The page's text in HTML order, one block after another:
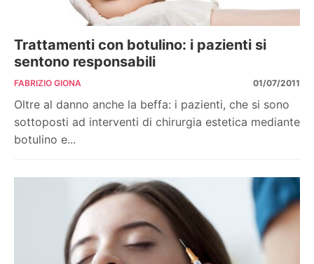
Trattamenti con botulino: i pazienti si
sentono responsabili
FABRIZIO GIONA 01/07/2011
Oltre al danno anche la beffa: i pazienti, che si sono
sottoposti ad interventi di chirurgia estetica mediante
botulino e...